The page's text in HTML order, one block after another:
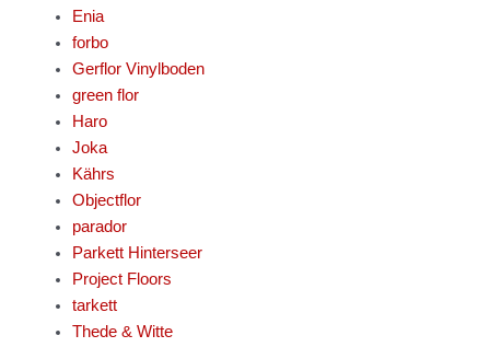
Enia
forbo
Gerflor Vinylboden
green flor
Haro
Joka
Kährs
Objectflor
parador
Parkett Hinterseer
Project Floors
tarkett
Thede & Witte